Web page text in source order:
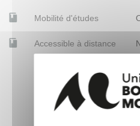
Mobilité d'études
Accessible à distance